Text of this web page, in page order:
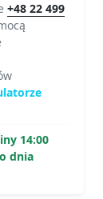
+48 22 499
14:00
dnia